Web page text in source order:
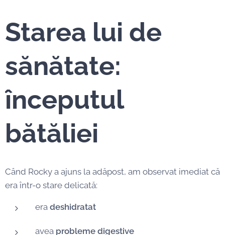
Starea lui de
sănătate:
începutul
bătăliei
Când Rocky a ajuns la adăpost, am observat imediat că
era într-o stare delicată:
era deshidratat
avea probleme digestive